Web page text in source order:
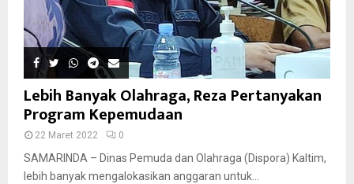
Lebih Banyak Olahraga, Reza Pertanyakan
Program Kepemudaan
22 Maret 2022 0
SAMARINDA – Dinas Pemuda dan Olahraga (Dispora) Kaltim,
lebih banyak mengalokasikan anggaran untuk...